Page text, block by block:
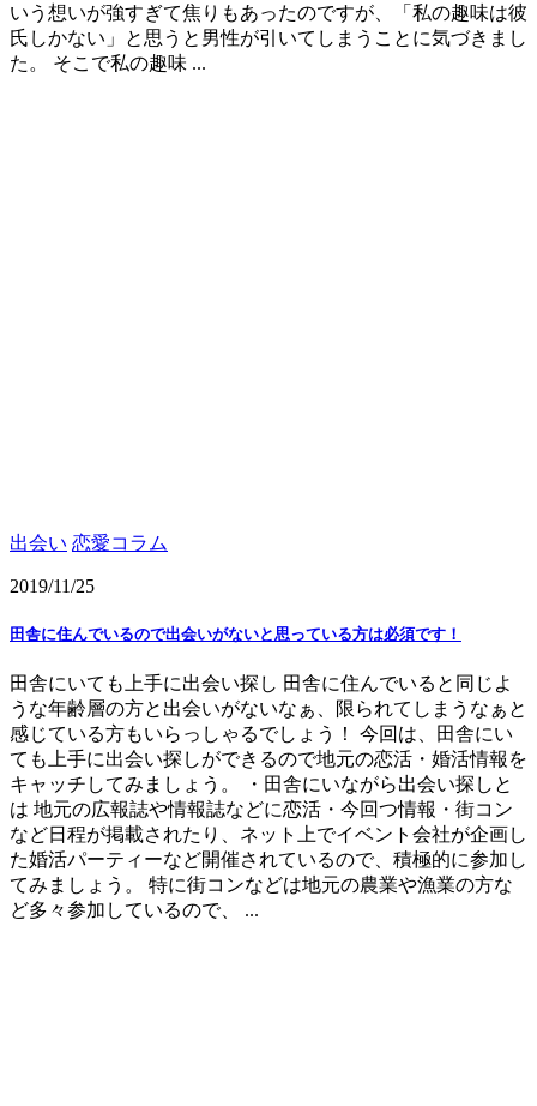
いう想いが強すぎて焦りもあったのですが、「私の趣味は彼
氏しかない」と思うと男性が引いてしまうことに気づきまし
た。 そこで私の趣味 ...
出会い 恋愛コラム
2019/11/25
田舎に住んでいるので出会いがないと思っている方は必須です！
田舎にいても上手に出会い探し 田舎に住んでいると同じよ
うな年齢層の方と出会いがないなぁ、限られてしまうなぁと
感じている方もいらっしゃるでしょう！ 今回は、田舎にい
ても上手に出会い探しができるので地元の恋活・婚活情報を
キャッチしてみましょう。 ・田舎にいながら出会い探しと
は 地元の広報誌や情報誌などに恋活・今回つ情報・街コン
など日程が掲載されたり、ネット上でイベント会社が企画し
た婚活パーティーなど開催されているので、積極的に参加し
てみましょう。 特に街コンなどは地元の農業や漁業の方な
ど多々参加しているので、 ...